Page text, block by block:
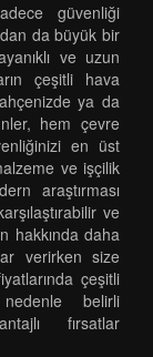
güvenliği
da büyük bir
ve uzun
çeşitli hava
ya da
hem çevre
en üst
ve işçilik
araştırması
ve
hakkında daha
verirken size
çeşitli
belirli
fırsatlar